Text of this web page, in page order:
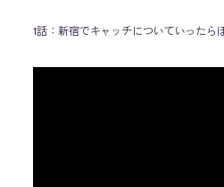
1話：新宿でキャッチについていったら